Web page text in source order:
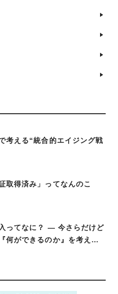
考える“統合的エイジング戦
取得済み」ってなんのこ
ってなに？ ― 今さらだけど
何ができるのか』を考える